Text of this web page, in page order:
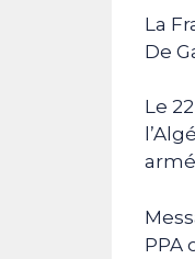
La
De
Le
PPA